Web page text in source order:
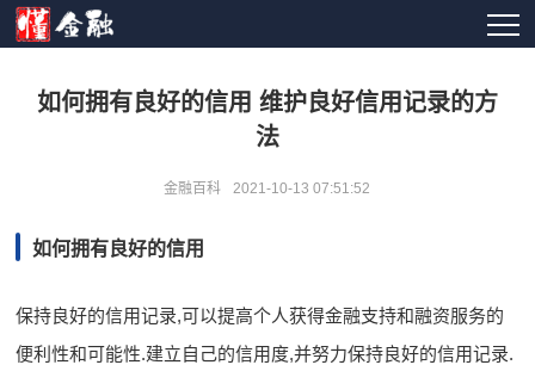
如何拥有良好的信用 维护良好信用记录的方
法
金融百科 2021-10-13 07:51:52
如何拥有良好的信用
保持良好的信用记录,可以提高个人获得金融支持和融资服务的
便利性和可能性.建立自己的信用度,并努力保持良好的信用记录.